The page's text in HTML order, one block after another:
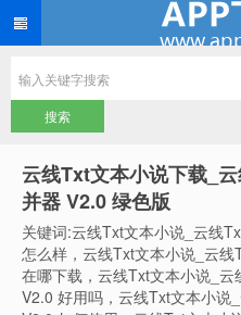
云线Txt文本小说下载_
并器 V2.0 绿色版
关键词:云线Txt文本小说_云线
怎么样，云线Txt文本小说_云
在哪下载，云线Txt文本小说_
V2.0 好用吗，云线Txt文本小说